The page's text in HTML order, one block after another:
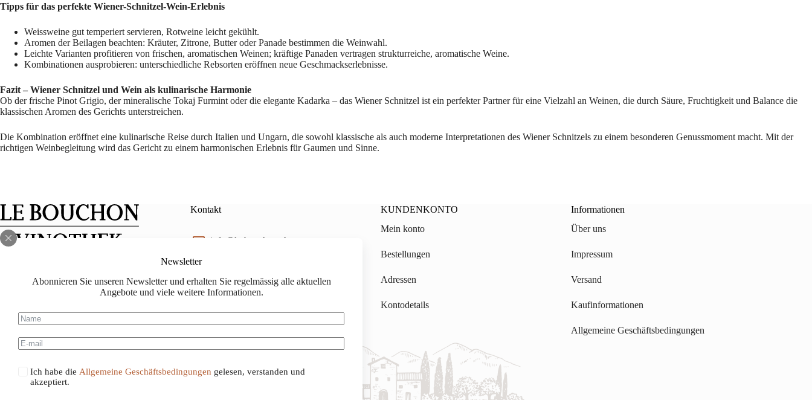
Newsletter
Abonnieren Sie unseren Newsletter und erhalten Sie regelmässig alle aktuellen
Angebote und viele weitere Informationen.
Ich habe die Allgemeine Geschäftsbedingungen gelesen, verstanden und
akzeptiert.
Tipps für das perfekte Wiener-Schnitzel-Wein-Erlebnis
Weissweine gut temperiert servieren, Rotweine leicht gekühlt.
Aromen der Beilagen beachten: Kräuter, Zitrone, Butter oder Panade bestimmen die Weinwahl.
Leichte Varianten profitieren von frischen, aromatischen Weinen; kräftige Panaden vertragen strukturreiche, aromatische Weine.
Kombinationen ausprobieren: unterschiedliche Rebsorten eröffnen neue Geschmackserlebnisse.
Fazit – Wiener Schnitzel und Wein als kulinarische Harmonie
Ob der frische Pinot Grigio, der mineralische Tokaj Furmint oder die elegante Kadarka – das Wiener Schnitzel ist ein perfekter Partner für eine Vielzahl an Weinen, die durch Säure, Fruchtigkeit und Balance die
klassischen Aromen des Gerichts unterstreichen.
Die Kombination eröffnet eine kulinarische Reise durch Italien und Ungarn, die sowohl klassische als auch moderne Interpretationen des Wiener Schnitzels zu einem besonderen Genussmoment macht. Mit der
richtigen Weinbegleitung wird das Gericht zu einem harmonischen Erlebnis für Gaumen und Sinne.
Facebook
Instagram
Kontakt
info@le-bouchon.ch
078 714 88 88
KUNDENKONTO
Mein konto
Bestellungen
Adressen
Kontodetails
Informationen
Über uns
Impressum
Versand
Kaufinformationen
Allgemeine Geschäftsbedingungen